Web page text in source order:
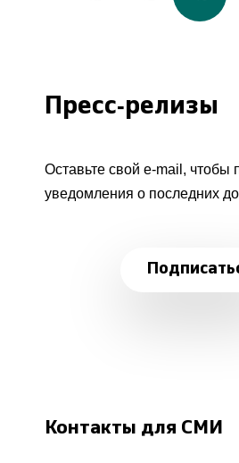
Пресс-релизы
Оставьте свой e-mail, чтобы
уведомления о последних
Контакты для СМИ